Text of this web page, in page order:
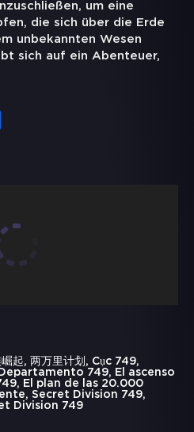
um eine
die sich über die Erde
unbekannten Wesen
sich auf ein Abenteuer,
起, 两万里计划, Cục 749,
749, El ascenso
El plan de las 20.000
Secret Division 749,
Division 749